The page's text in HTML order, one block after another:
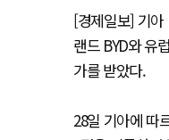
[경제일보] 기아
랜드 BYD와 유
가를 받았다.
28일 기아에 따